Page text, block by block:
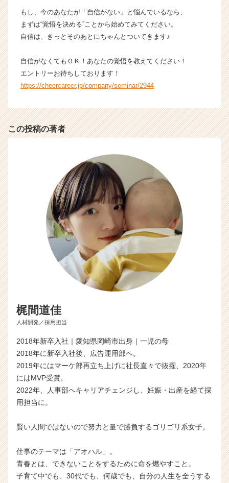
もし、今のあなたが「自信がない」と悩んでいるなら、
まずは“覚悟を決める”ことから始めてみてください。
自信は、きっとそのあとにちゃんとついてきます♪
自信がなくてもＯＫ！あなたの覚悟を教えてください！
エントリーお待ちしております！
https://cheercareer.jp/company/seminar/2944
この投稿の著者
梶間道佳
人材開発／採用担当
2018年新卒入社｜愛知県岡崎市出身｜一児の母
2018年に新卒入社後、広告運用部へ。
2019年にはマーケ部再立ち上げに社長直々で抜擢、2020年
にはMVP受賞。
2022年、人事部へキャリアチェンジし、妊娠・出産を経て採
用担当に。
賢い人間ではないので努力と量で勝負するゴリゴリ系女子。
仕事のテーマは「アオハル」。
青春とは、できないことをするために命を燃やすこと。
子育て中でも、30代でも、何歳でも、自分の人生を全うする